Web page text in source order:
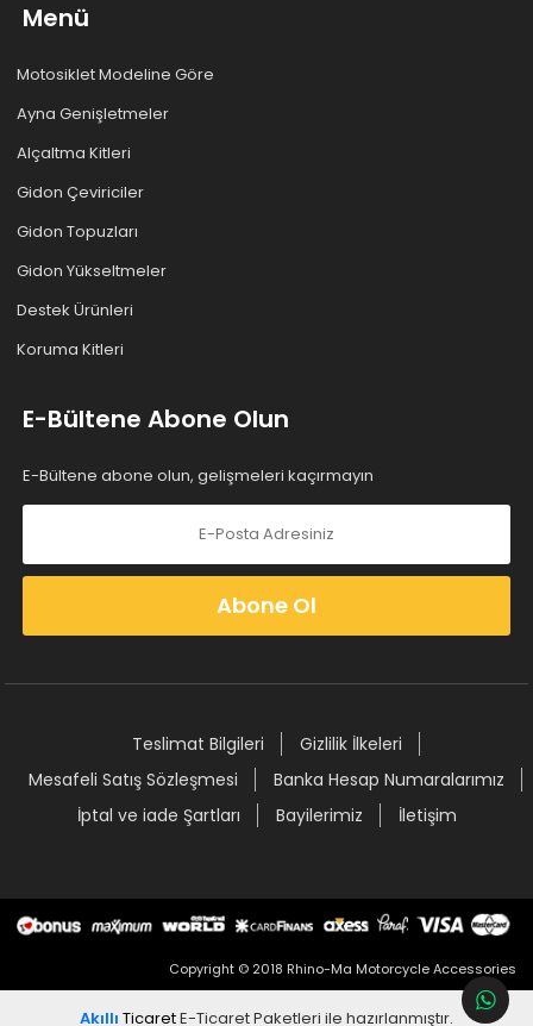
Menü
Motosiklet Modeline Göre
Ayna Genişletmeler
Alçaltma Kitleri
Gidon Çeviriciler
Gidon Topuzları
Gidon Yükseltmeler
Destek Ürünleri
Koruma Kitleri
E-Bültene Abone Olun
E-Bültene abone olun, gelişmeleri kaçırmayın
Abone Ol
Teslimat Bilgileri
Gizlilik İlkeleri
Mesafeli Satış Sözleşmesi
Banka Hesap Numaralarımız
İptal ve iade Şartları
Bayilerimiz İletişim
Copyright © 2018 Rhino-Ma Motorcycle Accessories
Akıllı TicaretE-Ticaret Paketleri ile hazırlanmıştır.